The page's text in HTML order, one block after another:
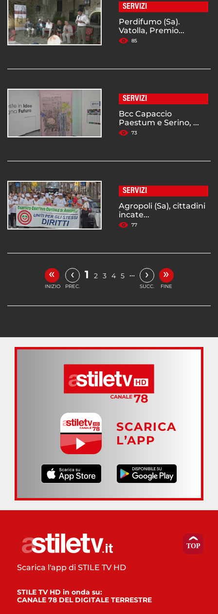
SERVIZI
Perdifumo (Sa).
Vatolla, Premio...
85
SERVIZI
Bcc Capaccio
Paestum e Serino, ...
73
SERVIZI
Agropoli (Sa), cittadini
incate...
77
«
INIZIO
‹
PREC.
1 2 3 4 5 … ›
SUCC.
»
FINE
SCARICA
L’APP
Scarica l'app di STILE TV HD
STILE TV HD in onda su:
CANALE 78 DEL DIGITALE TERRESTRE